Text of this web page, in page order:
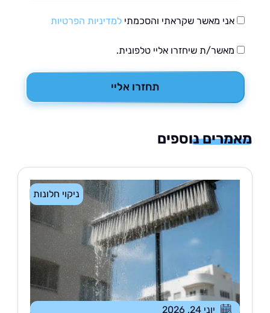
אני מאשר שקראתי והסכמתילמדיניות הפרטיות
מאשר/ת שיחזרו אליי טלפונית.
תחזרו אליי
נוספים
ניקוי חלונות
יוני 24, 2026